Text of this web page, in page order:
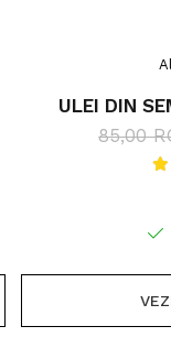
ULEI DIN
85,00